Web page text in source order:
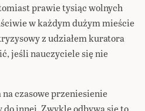
prawie tysiąc wolnych
w każdym dużym mieście
z udziałem kuratora
jeśli nauczyciele się nie
czasowe przeniesienie